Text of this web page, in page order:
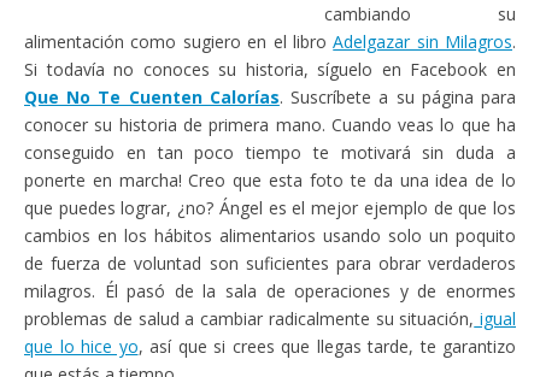
cambiando su
alimentación como sugiero en el libroAdelgazar sin Milagros.
Si todavía no conoces su historia, síguelo en Facebook en
Que No Te Cuenten Calorías. Suscríbete a su página para
conocer su historia de primera mano. Cuando veas lo que ha
conseguido en tan poco tiempo te motivará sin duda a
ponerte en marcha! Creo que esta foto te da una idea de lo
que puedes lograr, ¿no? Ángel es el mejor ejemplo de que los
cambios en los hábitos alimentarios usando solo un poquito
de fuerza de voluntad son suficientes para obrar verdaderos
milagros. Él pasó de la sala de operaciones y de enormes
problemas de salud a cambiar radicalmente su situación, igual
que lo hice yo, así que si crees que llegas tarde, te garantizo